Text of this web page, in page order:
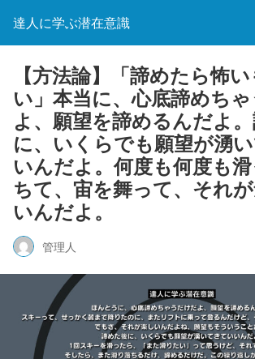
達人に学ぶ潜在意識
【方法論】「諦めたら怖
い」本当に、心底諦めち
よ、願望を諦めるんだよ
に、いくらでも願望が湧
いんだよ。何度も何度も
ちて、宙を舞って、それ
いんだよ。
管理人